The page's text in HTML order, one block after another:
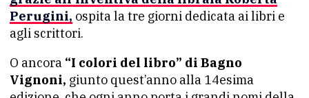
Perugini, ospita la tre giorni dedicata ai libri e
agli scrittori.
O ancora “I colori del libro” di Bagno
Vignoni, giunto quest’anno alla 14esima